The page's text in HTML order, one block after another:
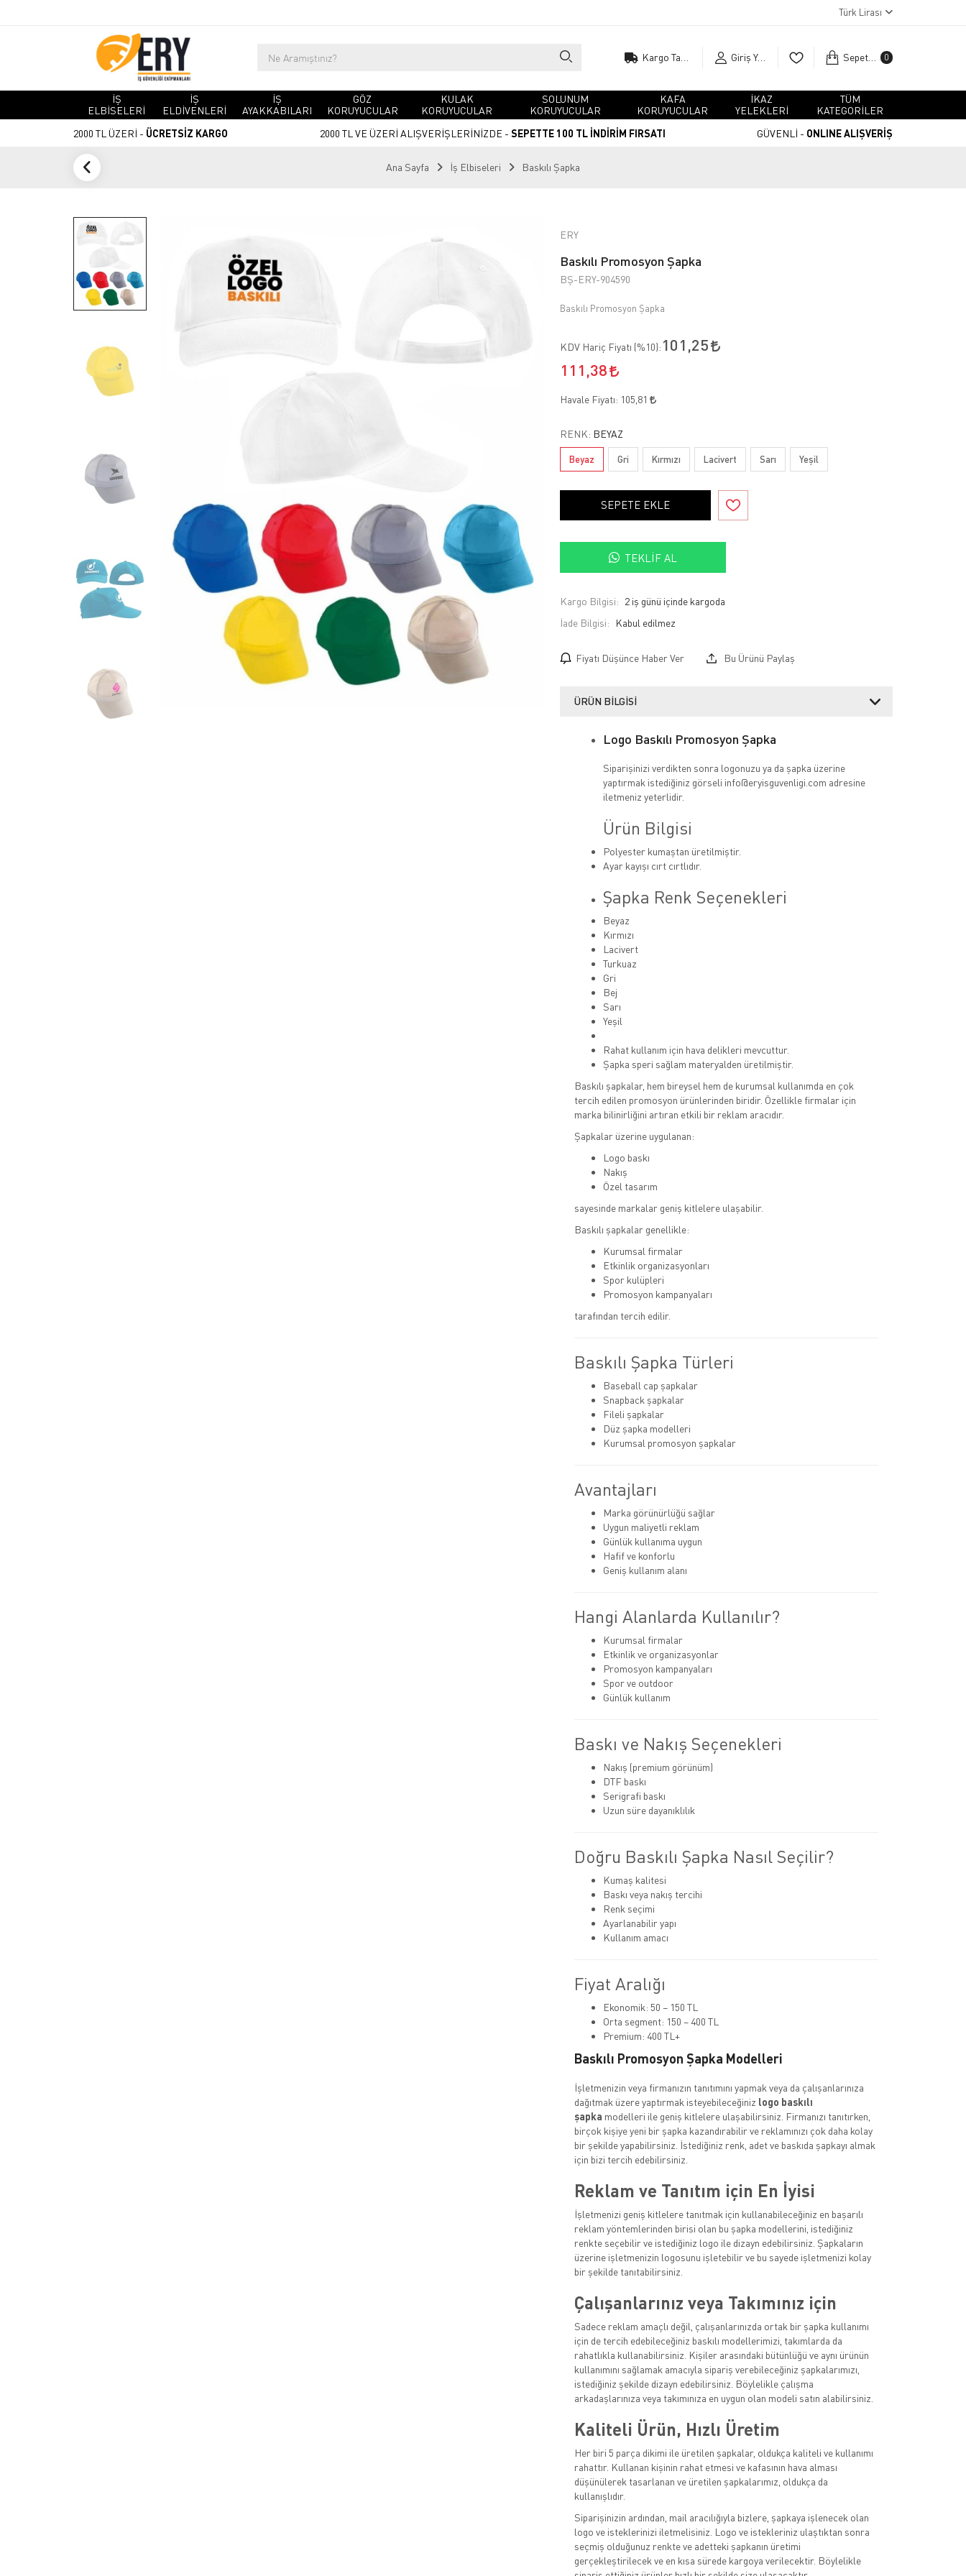
Türk Lirası
Giriş Yap Sepetim 0
İŞ
ELBİSELERİ
İŞ
ELDİVENLERİ
İŞ
AYAKKABILARI
GÖZ
KORUYUCULAR
KULAK
KORUYUCULAR
SOLUNUM
KORUYUCULAR
KAFA
KORUYUCULAR
İKAZ
YELEKLERİ
TÜM
KATEGORİLER
2000 TL ÜZERİ - ÜCRETSİZ KARGO 2000 TL VE ÜZERİ ALIŞVERİŞLERİNİZDE - SEPETTE 100 TL İNDİRİM FIRSATI GÜVENLİ - ONLINE ALIŞVERİŞ
Ana Sayfa İş Elbiseleri Baskılı Şapka
ERY
Baskılı Promosyon Şapka
BŞ-ERY-904590
Baskılı Promosyon Şapka
KDV Hariç Fiyatı (%10): 101,25
111,38
Havale Fiyatı: 105,81
RENK: BEYAZ
Beyaz Gri Kırmızı Lacivert Sarı Yeşil
SEPETE EKLE
TEKLIF AL
Kargo Bilgisi: 2 iş günü içinde kargoda
İade Bilgisi:
Fiyatı Düşünce Haber Ver Bu Ürünü Paylaş
ÜRÜN BILGISI
Logo Baskılı Promosyon Şapka
Siparişinizi verdikten sonra logonuzu ya da şapka üzerine
yaptırmak istediğiniz görseli info@eryisguvenligi.com adresine
iletmeniz yeterlidir.
Ürün Bilgisi
Polyester kumaştan üretilmiştir.
Ayar kayışı cırt cırtlıdır.
Şapka Renk Seçenekleri
Beyaz
Kırmızı
Lacivert
Turkuaz
Gri
Bej
Sarı
Yeşil
Rahat kullanım için hava delikleri mevcuttur.
Şapka speri sağlam materyalden üretilmiştir.
Baskılı şapkalar, hem bireysel hem de kurumsal kullanımda en çok
tercih edilen promosyon ürünlerinden biridir. Özellikle firmalar için
marka bilinirliğini artıran etkili bir reklam aracıdır.
Şapkalar üzerine uygulanan:
Logo baskı
Nakış
Özel tasarım
sayesinde markalar geniş kitlelere ulaşabilir.
Baskılı şapkalar genellikle:
Kurumsal firmalar
Etkinlik organizasyonları
Spor kulüpleri
Promosyon kampanyaları
tarafından tercih edilir.
Baskılı Şapka Türleri
Baseball cap şapkalar
Snapback şapkalar
Fileli şapkalar
Düz şapka modelleri
Kurumsal promosyon şapkalar
Avantajları
Marka görünürlüğü sağlar
Uygun maliyetli reklam
Günlük kullanıma uygun
Hafif ve konforlu
Geniş kullanım alanı
Hangi Alanlarda Kullanılır?
Kurumsal firmalar
Etkinlik ve organizasyonlar
Promosyon kampanyaları
Spor ve outdoor
Günlük kullanım
Baskı ve Nakış Seçenekleri
Nakış (premium görünüm)
DTF baskı
Serigrafi baskı
Uzun süre dayanıklılık
Doğru Baskılı Şapka Nasıl Seçilir?
Kumaş kalitesi
Baskı veya nakış tercihi
Renk seçimi
Ayarlanabilir yapı
Kullanım amacı
Fiyat Aralığı
Ekonomik: 50 – 150 TL
Orta segment: 150 – 400 TL
Premium: 400 TL+
Baskılı Promosyon Şapka Modelleri
İşletmenizin veya firmanızın tanıtımını yapmak veya da çalışanlarınıza
dağıtmak üzere yaptırmak isteyebileceğiniz logo baskılı
şapka modelleri ile geniş kitlelere ulaşabilirsiniz. Firmanızı tanıtırken,
birçok kişiye yeni bir şapka kazandırabilir ve reklamınızı çok daha kolay
bir şekilde yapabilirsiniz. İstediğiniz renk, adet ve baskıda şapkayı almak
için bizi tercih edebilirsiniz.
Reklam ve Tanıtım için En İyisi
İşletmenizi geniş kitlelere tanıtmak için kullanabileceğiniz en başarılı
reklam yöntemlerinden birisi olan bu şapka modellerini, istediğiniz
renkte seçebilir ve istediğiniz logo ile dizayn edebilirsiniz. Şapkaların
üzerine işletmenizin logosunu işletebilir ve bu sayede işletmenizi kolay
bir şekilde tanıtabilirsiniz.
Çalışanlarınız veya Takımınız için
Sadece reklam amaçlı değil, çalışanlarınızda ortak bir şapka kullanımı
için de tercih edebileceğiniz baskılı modellerimizi, takımlarda da
rahatlıkla kullanabilirsiniz. Kişiler arasındaki bütünlüğü ve aynı ürünün
kullanımını sağlamak amacıyla sipariş verebileceğiniz şapkalarımızı,
istediğiniz şekilde dizayn edebilirsiniz. Böylelikle çalışma
arkadaşlarınıza veya takımınıza en uygun olan modeli satın alabilirsiniz.
Kaliteli Ürün, Hızlı Üretim
Her biri 5 parça dikimi ile üretilen şapkalar, oldukça kaliteli ve kullanımı
rahattır. Kullanan kişinin rahat etmesi ve kafasının hava alması
düşünülerek tasarlanan ve üretilen şapkalarımız, oldukça da
kullanışlıdır.
Siparişinizin ardından, mail aracılığıyla bizlere, şapkaya işlenecek olan
logo ve isteklerinizi iletmelisiniz. Logo ve istekleriniz ulaştıktan sonra
seçmiş olduğunuz renkte ve adetteki şapkanın üretimi
gerçekleştirilecek ve en kısa sürede kargoya verilecektir. Böylelikle